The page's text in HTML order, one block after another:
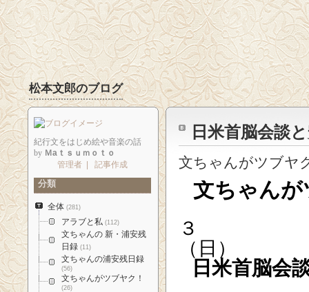
松本文郎のブログ
日米首脳会談
文ちゃんがツブヤ
文ちゃん
日米首脳会
紀行文をはじめ絵や音楽の話
by Ｍaｔｓｕｍｏｔｏ
管理者
記事作成
分類
全体 (281)
アラブと私 (112)
文ちゃんの 新・浦安残
日録 (11)
文ちゃんの浦安残日録
(56)
文ちゃんがツブヤク！
(26)